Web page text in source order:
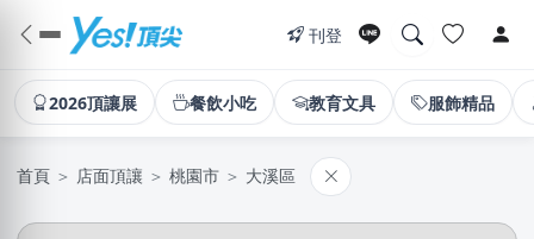
刊登
2026頂讓展 餐飲小吃 教育文具 服飾精品
首頁 ＞ 店面頂讓 ＞ 桃園市 ＞ 大溪區